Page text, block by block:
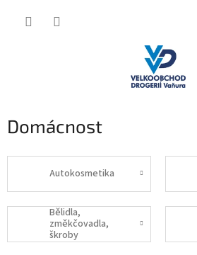
Domácnost
Autokosmetika
Bělidla,
změkčovadla,
škroby